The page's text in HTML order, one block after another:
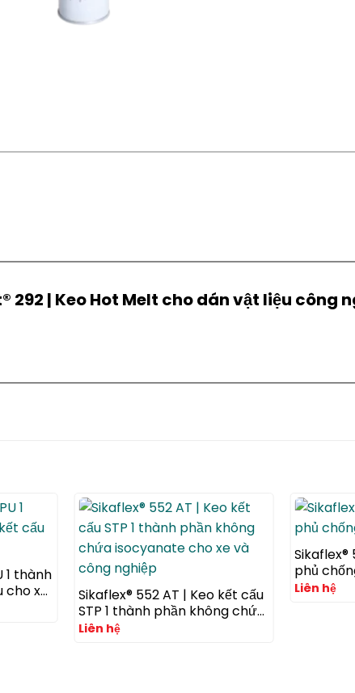
292 | Keo Hot Melt cho dán vật liệu công
1 thành
cho xe
Sikaflex® 552 AT | Keo kết cấu
STP 1 thành phần không chứa
isocyanate cho xe và công
Liên hệ
Sikaflex®
phủ
Liên hệ